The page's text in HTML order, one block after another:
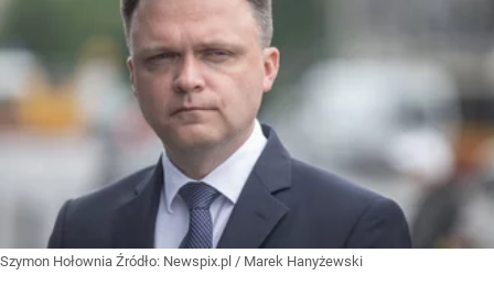
Szymon Hołownia Źródło: Newspix.pl / Marek Hanyżewski